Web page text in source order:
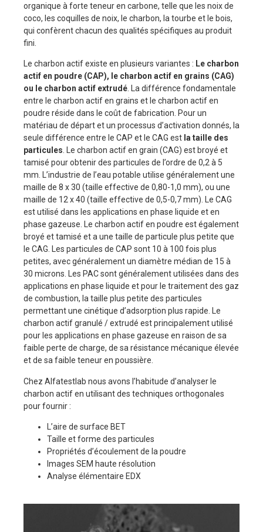
organique à forte teneur en carbone, telle que les noix de
coco, les coquilles de noix, le charbon, la tourbe et le bois,
qui confèrent chacun des qualités spécifiques au produit
fini.
Le charbon actif existe en plusieurs variantes : Le charbon
actif en poudre (CAP), le charbon actif en grains (CAG)
ou le charbon actif extrudé. La différence fondamentale
entre le charbon actif en grains et le charbon actif en
poudre réside dans le coût de fabrication. Pour un
matériau de départ et un processus d’activation donnés, la
seule différence entre le CAP et le CAG est la taille des
particules. Le charbon actif en grain (CAG) est broyé et
tamisé pour obtenir des particules de l’ordre de 0,2 à 5
mm. L’industrie de l’eau potable utilise généralement une
maille de 8 x 30 (taille effective de 0,80-1,0 mm), ou une
maille de 12 x 40 (taille effective de 0,5-0,7 mm). Le CAG
est utilisé dans les applications en phase liquide et en
phase gazeuse. Le charbon actif en poudre est également
broyé et tamisé et a une taille de particule plus petite que
le CAG. Les particules de CAP sont 10 à 100 fois plus
petites, avec généralement un diamètre médian de 15 à
30 microns. Les PAC sont généralement utilisées dans des
applications en phase liquide et pour le traitement des gaz
de combustion, la taille plus petite des particules
permettant une cinétique d’adsorption plus rapide. Le
charbon actif granulé / extrudé est principalement utilisé
pour les applications en phase gazeuse en raison de sa
faible perte de charge, de sa résistance mécanique élevée
et de sa faible teneur en poussière.
Chez Alfatestlab nous avons l’habitude d’analyser le
charbon actif en utilisant des techniques orthogonales
pour fournir :
L’aire de surface BET
Taille et forme des particules
Propriétés d’écoulement de la poudre
Images SEM haute résolution
Analyse élémentaire EDX